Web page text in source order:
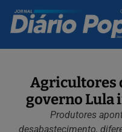
Agricultores
governo Lula
Produtores
desabastecimento,